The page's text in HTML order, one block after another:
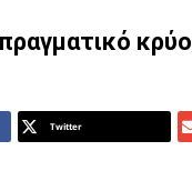
κρύο
Twitter